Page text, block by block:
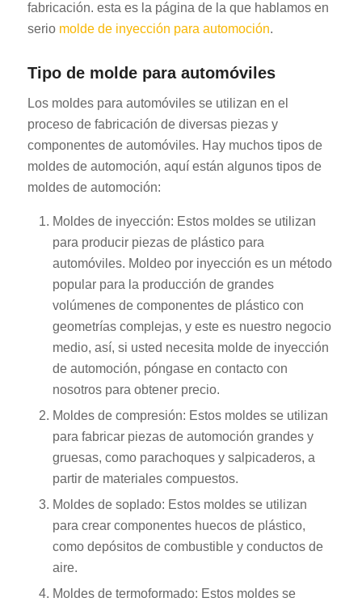
fabricación. esta es la página de la que hablamos en
serio molde de inyección para automoción.
Tipo de molde para automóviles
Los moldes para automóviles se utilizan en el
proceso de fabricación de diversas piezas y
componentes de automóviles. Hay muchos tipos de
moldes de automoción, aquí están algunos tipos de
moldes de automoción:
Moldes de inyección: Estos moldes se utilizan
para producir piezas de plástico para
automóviles. Moldeo por inyección es un método
popular para la producción de grandes
volúmenes de componentes de plástico con
geometrías complejas, y este es nuestro negocio
medio, así, si usted necesita molde de inyección
de automoción, póngase en contacto con
nosotros para obtener precio.
Moldes de compresión: Estos moldes se utilizan
para fabricar piezas de automoción grandes y
gruesas, como parachoques y salpicaderos, a
partir de materiales compuestos.
Moldes de soplado: Estos moldes se utilizan
para crear componentes huecos de plástico,
como depósitos de combustible y conductos de
aire.
Moldes de termoformado: Estos moldes se